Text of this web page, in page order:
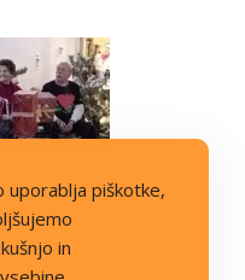
uporablja piškotke,
in